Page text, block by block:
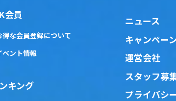
会員
得な会員登録について
ベント情報
キング
ニュース
キャンペー
運営会社
スタッフ募
プライバシ